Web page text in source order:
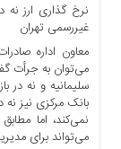
نرخ گذاری ارز نه
غیررسمی تهران
معاون اداره
می‌توان به جرأت
سلیمانیه و نه در
بانک مرکزی نیز نه
نمی‌کند، اما
می‌تواند برای